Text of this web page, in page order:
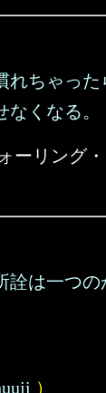
れちゃった
くなる。
ォーリング
詮は一つ
）